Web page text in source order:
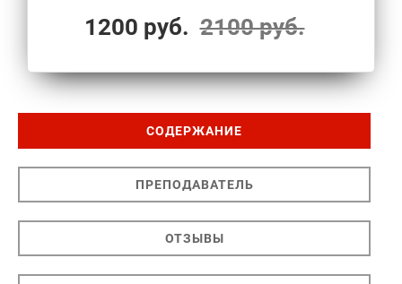
1200 руб. 2100 руб.
СОДЕРЖАНИЕ
ПРЕПОДАВАТЕЛЬ
ОТЗЫВЫ